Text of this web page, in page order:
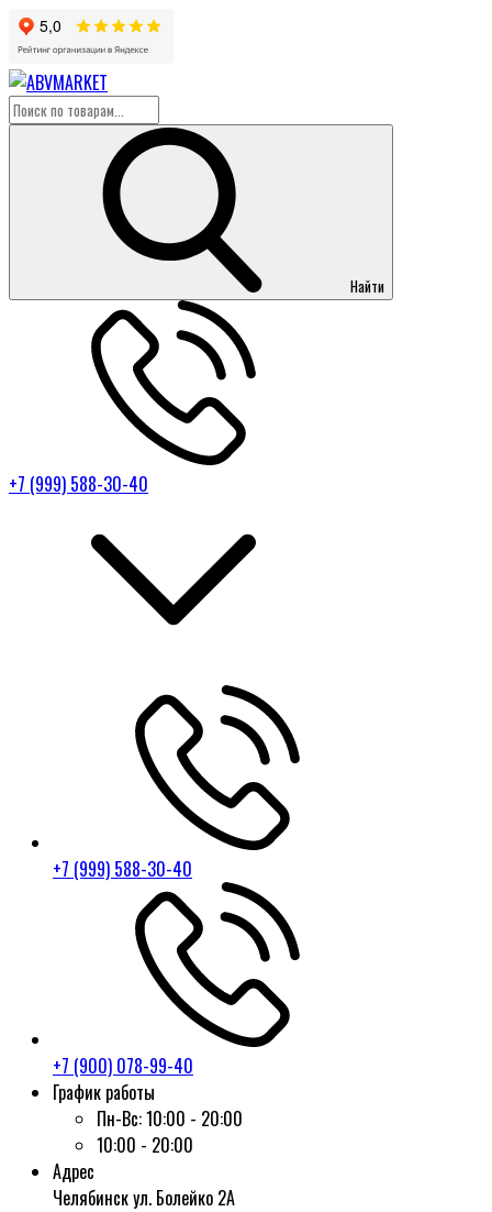
Найти
+7 (999) 588-30-40
+7 (999) 588-30-40
+7 (900) 078-99-40
График работы
Пн-Вс:10:00 - 20:00
10:00 - 20:00
Адрес
Челябинск ул. Болейко 2А